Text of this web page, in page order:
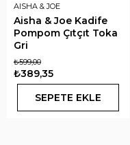
AISHA & JOE
Aisha & Joe Kadife
Pompom Çıtçıt Toka
Gri
₺389,35
₺599,00
SEPETE EKLE